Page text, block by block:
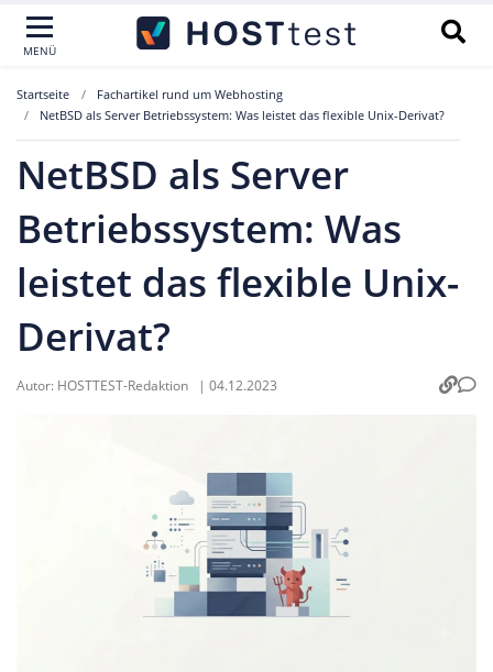
MENÜ
Startseite
Fachartikel rund um Webhosting
NetBSD als Server Betriebssystem: Was leistet das flexible Unix-Derivat?
NetBSD als Server
Betriebssystem: Was
leistet das flexible Unix-
Derivat?
Autor: HOSTTEST-Redaktion | 04.12.2023